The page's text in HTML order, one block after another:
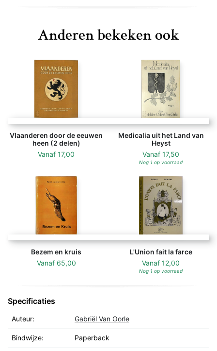
Anderen bekeken ook
Vlaanderen door de eeuwen
heen (2 delen)
Vanaf 17,00
Medicalia uit het Land van
Heyst
Vanaf 17,50
Nog 1 op voorraad
Bezem en kruis
Vanaf 65,00
L'Union fait la farce
Vanaf 12,00
Nog 1 op voorraad
Specificaties
Auteur: Gabriël Van Oorle
Bindwijze: Paperback